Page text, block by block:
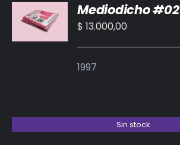
AL
CARRITO
/
Mediodicho #02
$ 13.000,00
1997
Sin stock